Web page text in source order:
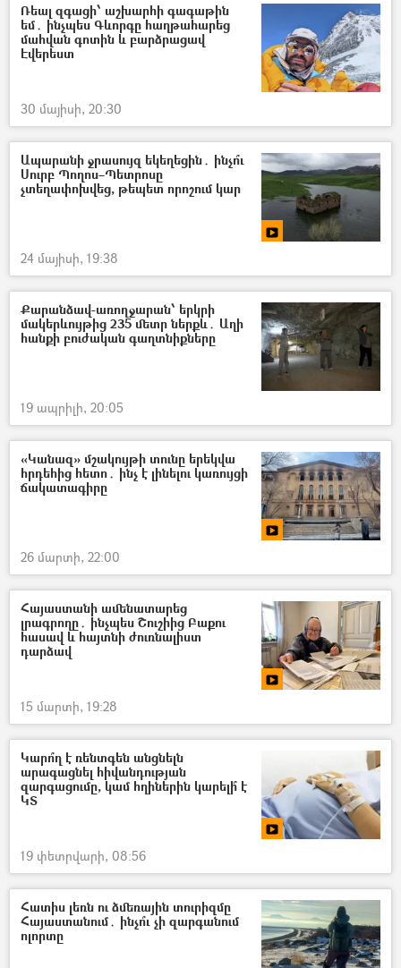
Ռեալ զգացի՝ աշխարհի գագաթին
եմ․ ինչպես Գևորգը հաղթահարեց
մահվան գոտին և բարձրացավ
Էվերեստ
30 մայիսի, 20:30
Ապարանի ջրասույզ եկեղեցին․ ինչո՞ւ
Սուրբ Պողոս–Պետրոսը
չտեղափոխվեց, թեպետ որոշում կար
24 մայիսի, 19:38
Քարանձավ-առողջարան՝ երկրի
մակերևույթից 235 մետր ներքև․ Աղի
հանքի բուժական գաղտնիքները
19 ապրիլի, 20:05
«Կանազ» մշակույթի տունը երեկվա
հրդեհից հետո․ ինչ է լինելու կառույցի
ճակատագիրը
26 մարտի, 22:00
Հայաստանի ամենատարեց
լրագրողը․ ինչպես Շուշիից Բաքու
հասավ և հայտնի ժուռնալիստ
դարձավ
15 մարտի, 19:28
Կարո՞ղ է ռենտգեն անցնելն
արագացնել հիվանդության
զարգացումը, կամ հղիներին կարելի՞ է
ԿՏ
19 փետրվարի, 08:56
Հատիս լեռն ու ձմեռային տուրիզմը
Հայաստանում․ ինչո՞ւ չի զարգանում
ոլորտը